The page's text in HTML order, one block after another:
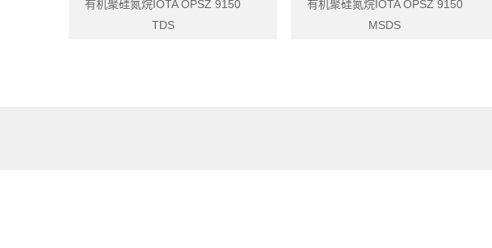
有机聚硅氮烷IOTA OPSZ 9150
TDS
有机聚硅氮烷IOTA OPSZ 9150
MSDS